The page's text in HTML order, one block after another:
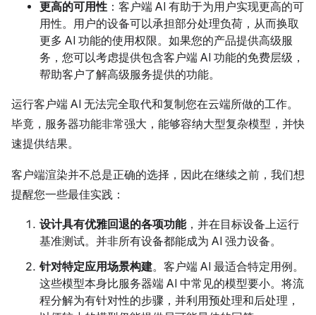
更高的可用性：客户端 AI 有助于为用户实现更高的可
用性。用户的设备可以承担部分处理负荷，从而换取
更多 AI 功能的使用权限。如果您的产品提供高级服
务，您可以考虑提供包含客户端 AI 功能的免费层级，
帮助客户了解高级服务提供的功能。
运行客户端 AI 无法完全取代和复制您在云端所做的工作。
毕竟，服务器功能非常强大，能够容纳大型复杂模型，并快
速提供结果。
客户端渲染并不总是正确的选择，因此在继续之前，我们想
提醒您一些最佳实践：
设计具有优雅回退的各项功能，并在目标设备上运行
基准测试。并非所有设备都能成为 AI 强力设备。
针对特定应用场景构建。客户端 AI 最适合特定用例。
这些模型本身比服务器端 AI 中常见的模型要小。将流
程分解为有针对性的步骤，并利用预处理和后处理，